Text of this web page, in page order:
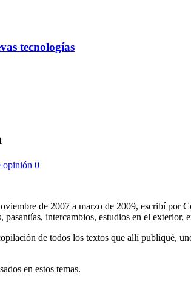
tecnologías
opinión 0
de 2007 a marzo de 2009, escribí por
intercambios, estudios en el exterior,
de todos los textos que allí publiqué,
en estos temas.